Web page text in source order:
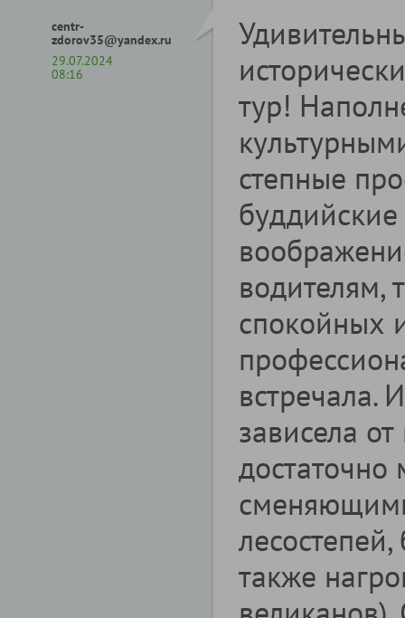
centr-
zdorov35@yandex.ru
29.07.2024
08:16
тур!
степные
водителям,
спокойных
встречала.
зависела
также